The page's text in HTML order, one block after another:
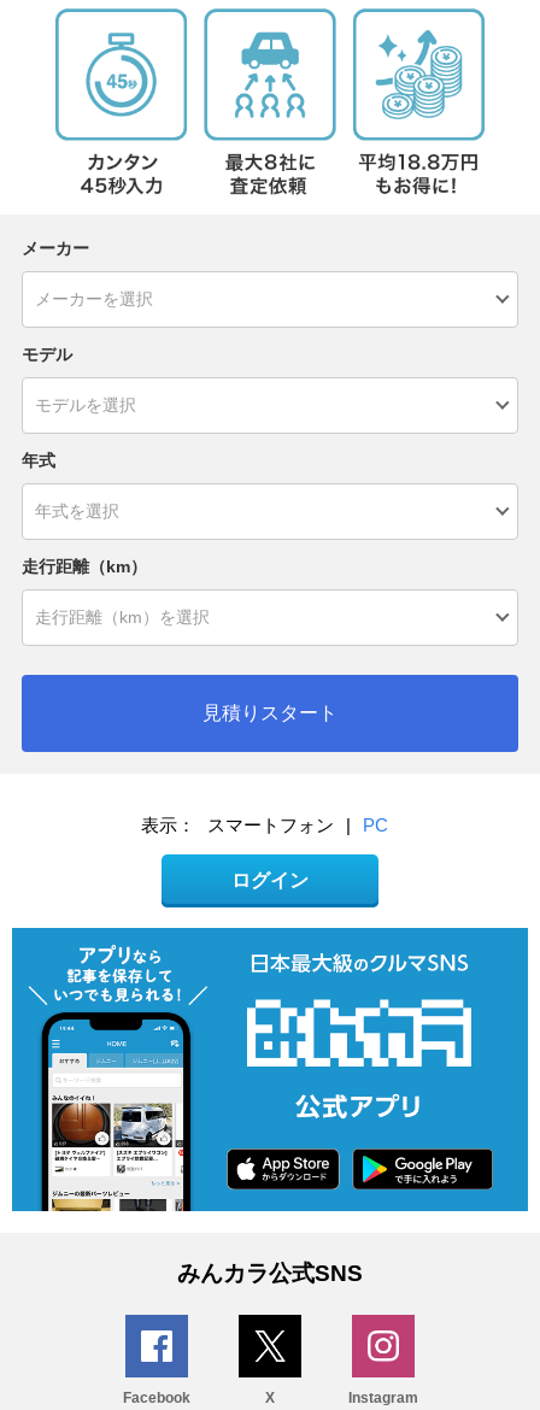
メーカー
モデル
年式
走行距離（km）
見積りスタート
表示： スマートフォン | PC
ログイン
みんカラ公式SNS
Facebook X Instagram